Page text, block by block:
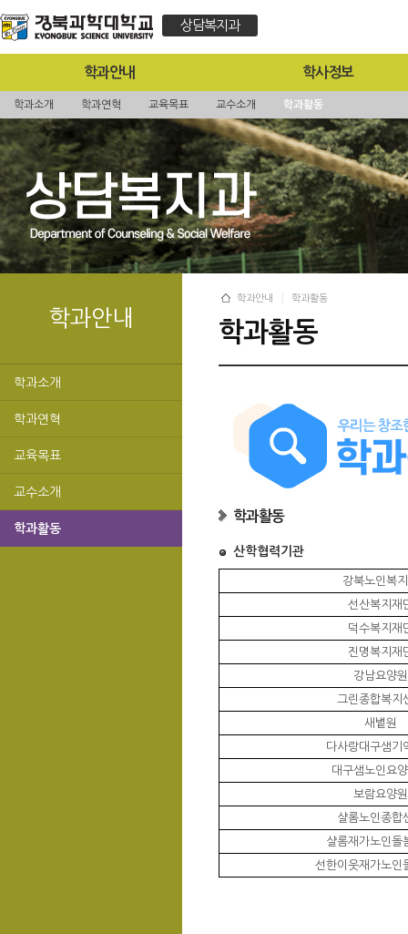
상담복지과
학과안내
학과소개 학과연혁 교육목표 교수소개 학과활동
학사정보
학과안내
학과소개
학과연혁
교육목표
교수소개
학과활동
학과안내 학과활동
학과활동
학과활동
산학협력기관
강북노인복
선산복지재
덕수복지재
진명복지재
강남요양원
그린종합복지
새볕원
다사랑대구샘기
대구샘노인요
보람요양원
샬롬노인종합
샬롬재가노인돌
선한이웃재가노인